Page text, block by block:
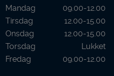
Mandag
09.00-12.00
Tirsdag
12.00-15.00
Onsdag
12.00-15.00
Torsdag
Lukket
Fredag
09.00-12.00